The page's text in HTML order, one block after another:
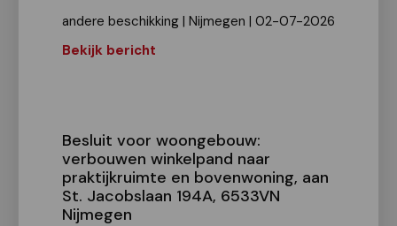
andere beschikking | Nijmegen | 02-07-2026
Bekijk bericht
Besluit voor woongebouw:
verbouwen winkelpand naar
praktijkruimte en bovenwoning, aan
St. Jacobslaan 194A, 6533VN
Nijmegen